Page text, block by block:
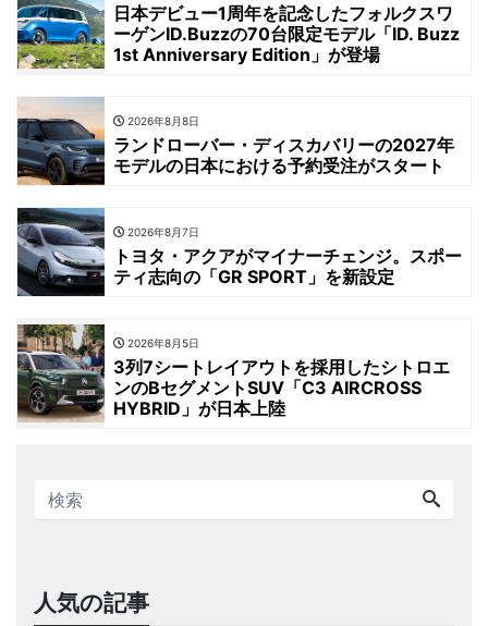
日本デビュー1周年を記念したフォルクスワ
ーゲンID.Buzzの70台限定モデル「ID. Buzz
1st Anniversary Edition」が登場
2026年8月8日
ランドローバー・ディスカバリーの2027年
モデルの日本における予約受注がスタート
2026年8月7日
トヨタ・アクアがマイナーチェンジ。スポー
ティ志向の「GR SPORT」を新設定
2026年8月5日
3列7シートレイアウトを採用したシトロエ
ンのBセグメントSUV「C3 AIRCROSS
HYBRID」が日本上陸
人気の記事